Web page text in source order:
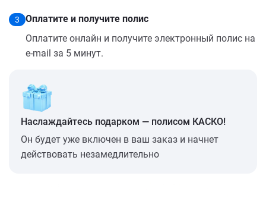
3
Оплатите и получите полис
Оплатите онлайн и получите электронный полис на
e-mail за 5 минут.
Наслаждайтесь подарком — полисом КАСКО!
Он будет уже включен в ваш заказ и начнет
действовать незамедлительно